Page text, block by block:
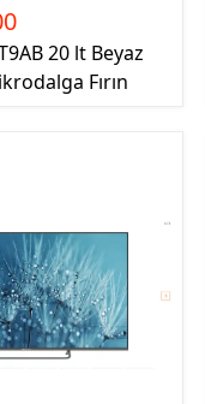
20 lt Beyaz
Fırın